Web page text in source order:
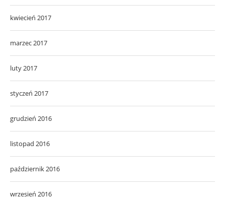
kwiecień 2017
marzec 2017
luty 2017
styczeń 2017
grudzień 2016
listopad 2016
październik 2016
wrzesień 2016